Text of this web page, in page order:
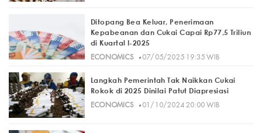
Ditopang Bea Keluar, Penerimaan
Kepabeanan dan Cukai Capai Rp77,5 Triliun
di Kuartal I-2025
ECONOMICS· 07/05/2025 19:35 WIB
Langkah Pemerintah Tak Naikkan Cukai
Rokok di 2025 Dinilai Patut Diapresiasi
ECONOMICS· 01/10/2024 20:00 WIB